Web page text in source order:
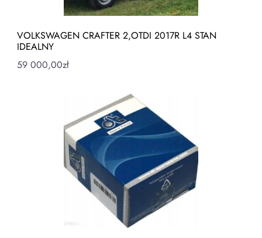
VOLKSWAGEN CRAFTER 2,OTDI 2017R L4 STAN
IDEALNY
59 000,00zł